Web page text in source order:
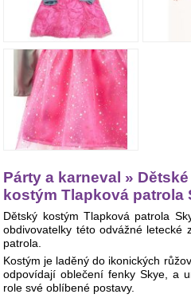
Párty a karneval »
kostým Tlapková patrola
Dětský kostým Tlapková patrola
obdivovatelky této odvážné letecké
patrola.
Kostým je laděný do ikonických
odpovídají oblečení fenky Skye, a
role své oblíbené postavy.